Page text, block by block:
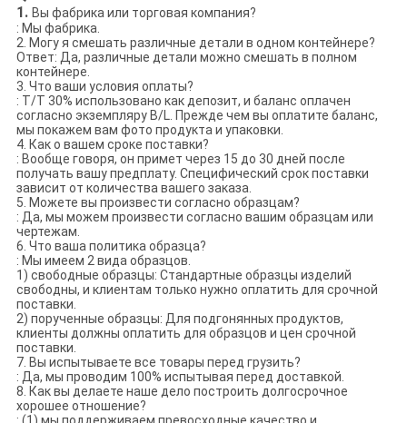
1. Вы фабрика или торговая компания?
: Мы фабрика.
2. Могу я смешать различные детали в одном контейнере?
Ответ: Да, различные детали можно смешать в полном
контейнере.
3. Что ваши условия оплаты?
: T/T 30% использовано как депозит, и баланс оплачен
согласно экземпляру B/L. Прежде чем вы оплатите баланс,
мы покажем вам фото продукта и упаковки.
4. Как о вашем сроке поставки?
: Вообще говоря, он примет через 15 до 30 дней после
получать вашу предплату. Специфический срок поставки
зависит от количества вашего заказа.
5. Можете вы произвести согласно образцам?
: Да, мы можем произвести согласно вашим образцам или
чертежам.
6. Что ваша политика образца?
: Мы имеем 2 вида образцов.
1) свободные образцы: Стандартные образцы изделий
свободны, и клиентам только нужно оплатить для срочной
поставки.
2) порученные образцы: Для подгонянных продуктов,
клиенты должны оплатить для образцов и цен срочной
поставки.
7. Вы испытываете все товары перед грузить?
: Да, мы проводим 100% испытывая перед доставкой.
8. Как вы делаете наше дело построить долгосрочное
хорошее отношение?
: (1) мы поддерживаем превосходные качество и